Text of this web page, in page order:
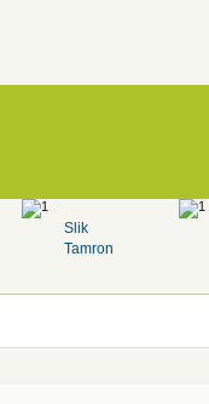
Slik
Tamron